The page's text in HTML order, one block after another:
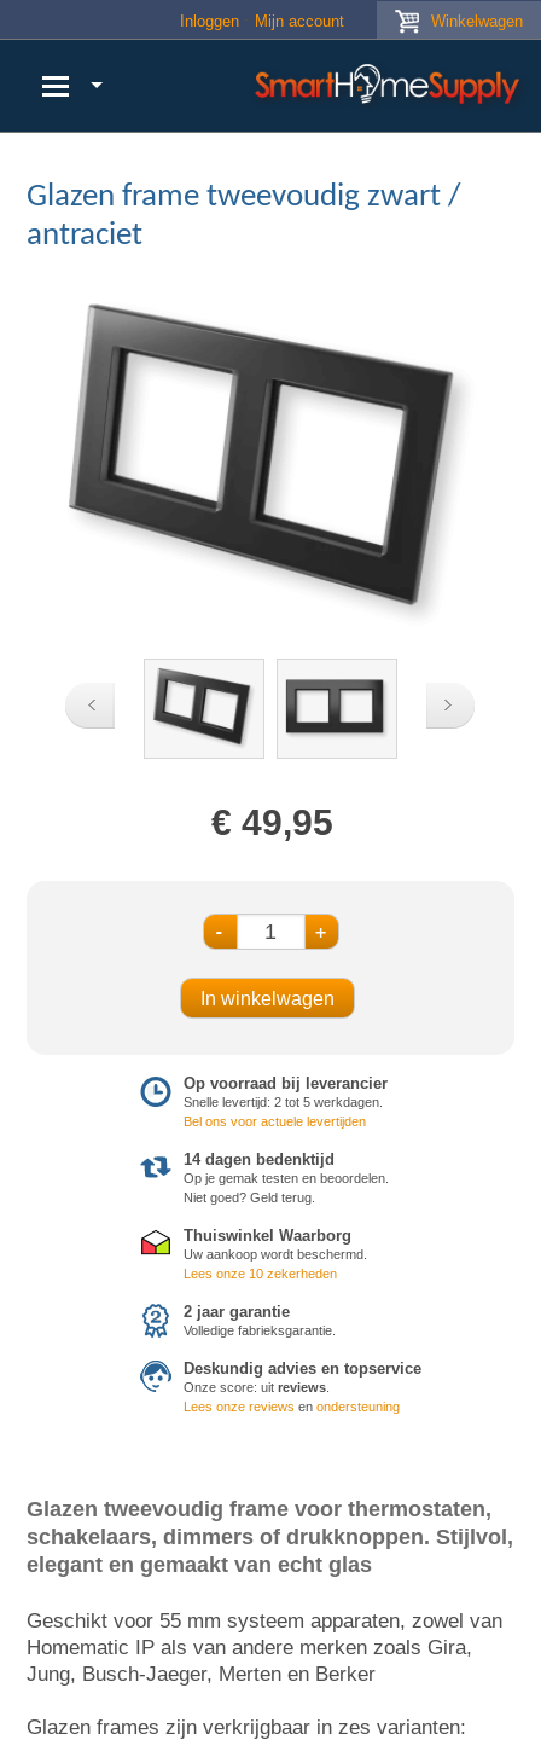
Winkelwagen
Inloggen Mijn account
Glazen frame tweevoudig zwart /
antraciet
€ 49,95
- +
Op voorraad bij leverancier
Snelle levertijd: 2 tot 5 werkdagen.
Bel ons voor actuele levertijden
14 dagen bedenktijd
Op je gemak testen en beoordelen.
Niet goed? Geld terug.
Thuiswinkel Waarborg
Uw aankoop wordt beschermd.
Lees onze 10 zekerheden
2 jaar garantie
Volledige fabrieksgarantie.
Deskundig advies en topservice
Onze score: uit reviews
Lees onze reviews en ondersteuning
Glazen tweevoudig frame voor thermostaten,
schakelaars, dimmers of drukknoppen. Stijlvol,
elegant en gemaakt van echt glas
Geschikt voor 55 mm systeem apparaten, zowel van
Homematic IP als van andere merken zoals Gira,
Jung, Busch-Jaeger, Merten en Berker
Glazen frames zijn verkrijgbaar in zes varianten: